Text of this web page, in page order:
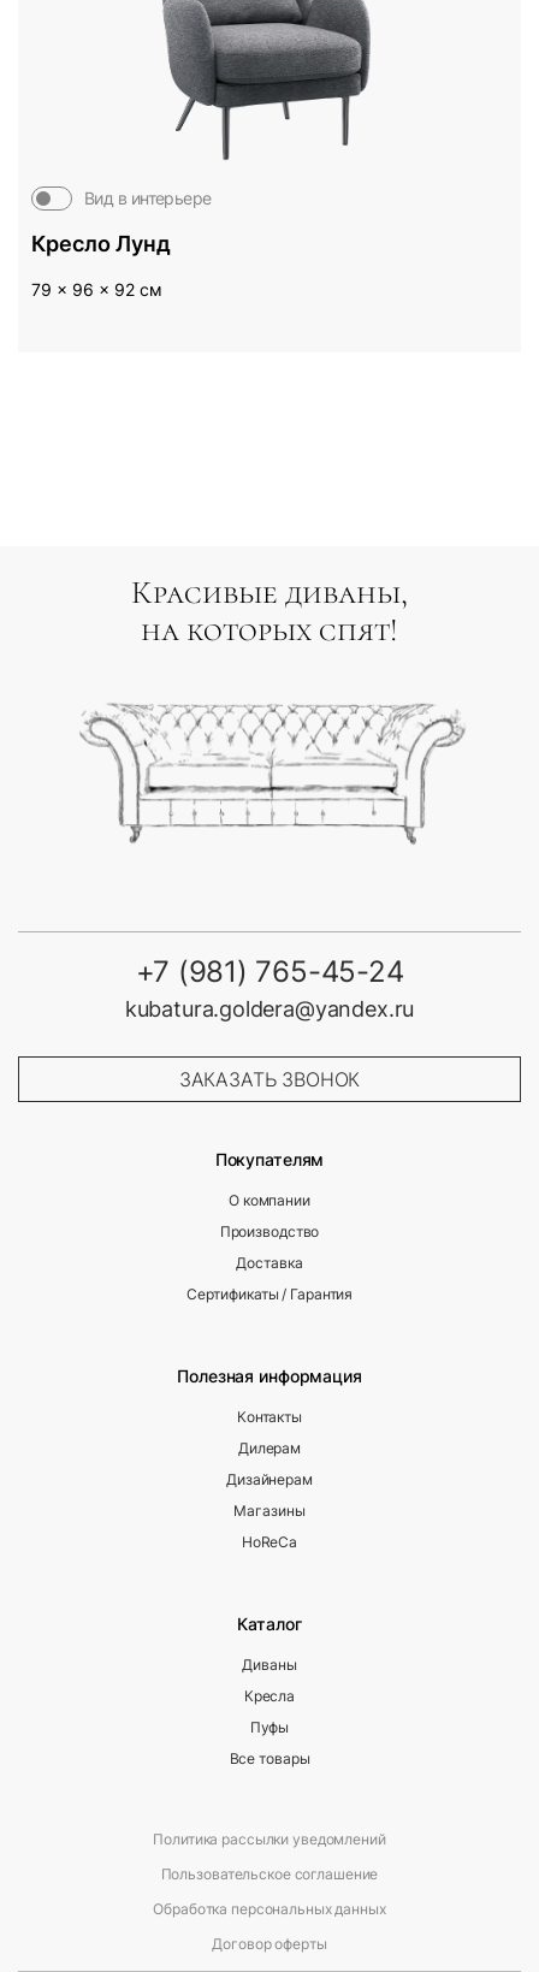
Вид в интерьере
Кресло Лунд
79 x 96 x 92 см
Красивые диваны,
на которых спят!
Покупателям
О компании
Производство
Доставка
Сертификаты / Гарантия
Полезная информация
Контакты
Дилерам
Дизайнерам
Магазины
HoReCa
Каталог
Диваны
Кресла
Пуфы
Все товары
+7 (981) 765-45-24
kubatura.goldera@yandex.ru
ЗАКАЗАТЬ ЗВОНОК
Политика рассылки уведомлений
Пользовательское соглашение
Обработка персональных данных
Договор оферты